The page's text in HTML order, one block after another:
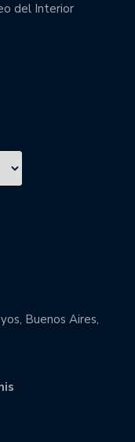
del Interior
Buenos Aires,